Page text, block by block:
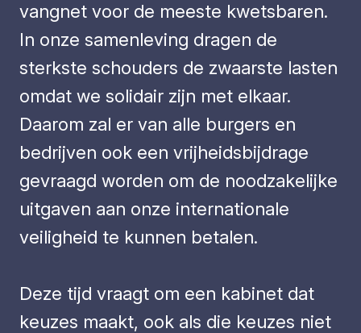
vangnet voor de meeste kwetsbaren.
In onze samenleving dragen de
sterkste schouders de zwaarste lasten
omdat we solidair zijn met elkaar.
Daarom zal er van alle burgers en
bedrijven ook een vrijheidsbijdrage
gevraagd worden om de noodzakelijke
uitgaven aan onze internationale
veiligheid te kunnen betalen.
Deze tijd vraagt om een kabinet dat
keuzes maakt, ook als die keuzes niet